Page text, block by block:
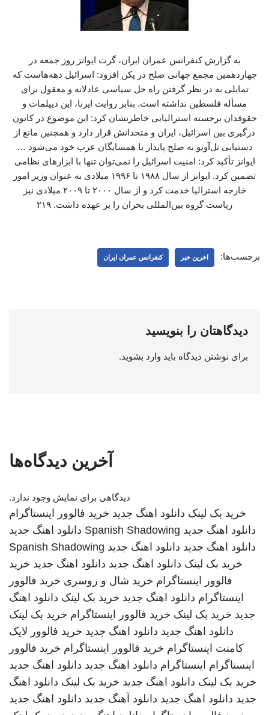
به گزارش کنفرانس عمران ایران، گرت ایوانز روز جمعه در
چهاردهمین مجمع جهانی صلح در پکن افزود: اسرائیل دهه‌هاست که
تمایلی به در نظر گرفتن راه حل سیاسی عادلانه و معقول برای
مسأله فلسطین نداشته است. بنابر روایت ایرنا، این دیپلمات و
حقوقدان برجسته استرالیایی خاطرنشان کرد: این موضوع در کانون
درگیری بین اسرائیل، ایران و متحدانش قرار دارد و همچنین مانع از
دستیابی تل‌آویو به صلح پایدار با همسایگان عرب خود می‌شود …
ایوانز تأکید کرد:‌ امنیت اسرائیل را نمی‌توان تنها با ابزارهای نظامی
تضمین کرد. ایوانز از سال ۱۹۸۸ تا ۱۹۹۶ میلادی به عنوان وزیر امور
خارجه استرالیا خدمت کرد و از سال ۲۰۰۰ تا ۲۰۰۹ میلادی نیز
ریاست گروه بین‌المللی بحران را بر عهده داشت. ۲۱۹
برچسب‌ها: اخرین خبر کنفرانس عمران ایران
دیدگاهتان را بنویسید
برای نوشتن دیدگاه باید وارد بشوید.
آخرین دیدگاه‌ها
دیدگاهی برای نمایش وجود ندارد.
خرید بک لینک دانلود اهنگ جدید خرید فالوور اینستاگرام
دانلود اهنگ جدید Spanish Shadowing دانلود اهنگ جدید
دانلود اهنگ جدید دانلود اهنگ جدید Spanish Shadowing
خرید بک لینک دانلود اهنگ جدید دانلود اهنگ جدید خرید
فالوور اینستاگرام خرید شال و روسری خرید فالوور
اینستاگرام دانلود اهنگ جدید خرید بک لینک دانلود اهنگ
جدید خرید بک لینک خرید فالوور اینستاگرام خرید بک لینک
دانلود اهنگ جدید دانلود اهنگ جدید خرید فالوور لایک
کامنت اینستاگرام خرید فالوور اینستاگرام خرید فالوور
اینستاگرام اینستاگرام دانلود اهنگ جدید دانلود اهنگ جدید
خرید بک لینک دانلود اهنگ جدید خرید بک لینک دانلود اهنگ
جدید دانلود اهنگ جدید دانلود آهنگ جدید دانلود اهنگ جدید